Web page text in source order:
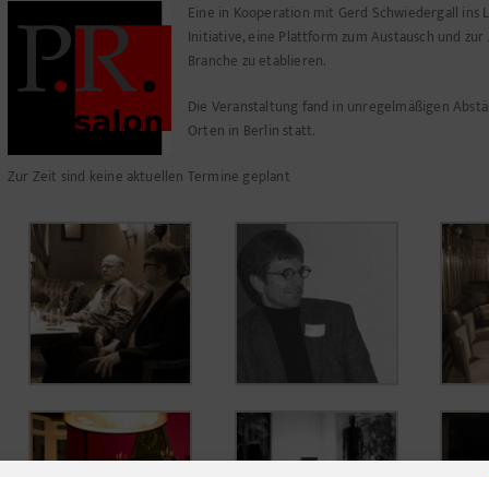
Eine in Kooperation mit Gerd Schwiedergall ins
Initiative, eine Plattform zum Austausch und
Branche zu etablieren.
Die Veranstaltung fand in unregelmäßigen
Orten in Berlin statt.
Zur Zeit sind keine aktuellen Termine geplant